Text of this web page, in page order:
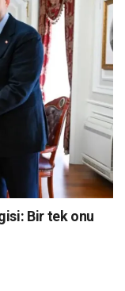
Bir tek onu